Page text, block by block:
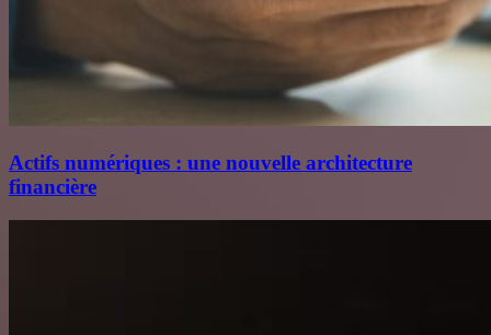
Actifs numériques : une nouvelle architecture
financière